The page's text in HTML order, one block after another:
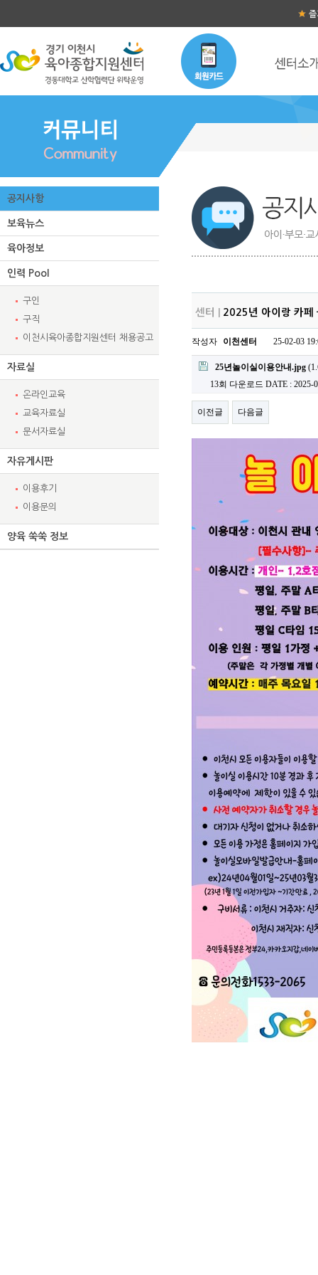
즐
공지사항
보육뉴스
육아정보
인력 Pool
구인
구직
이천시육아종합지원센터 채용공고
자료실
온라인교육
교육자료실
문서자료실
자유게시판
이용후기
이용문의
양육 쑥쑥 정보
센터 | 2025년 아이랑 카페
작성자 이천센터 25-02-03
25년놀이실이용안내.jpg
13회 다운로드 DATE : 2025-
이전글 다음글